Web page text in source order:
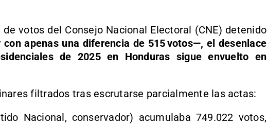
votos del Consejo Nacional Electoral (CNE) detenido
con apenas una diferencia de 515 votos—, el desenlace
de 2025 en Honduras sigue envuelto en
filtrados tras escrutarse parcialmente las actas:
Nacional, conservador) acumulaba 749.022 votos,